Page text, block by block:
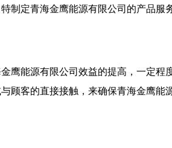
制定青海金鹰能源有限公司的产品服
鹰能源有限公司效益的提高，一定程
顾客的直接接触，来确保青海金鹰能